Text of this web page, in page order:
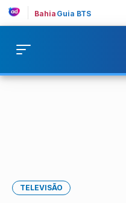
Bahia Guia BTS
TELEVISÃO